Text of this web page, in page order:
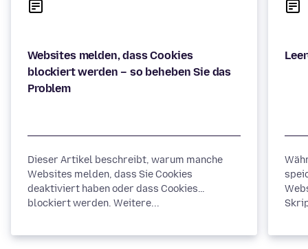
Websites melden, dass Cookies
blockiert werden – so beheben Sie das
Problem
Dieser Artikel beschreibt, warum manche
Websites melden, dass Sie Cookies
deaktiviert haben oder dass Cookies
blockiert werden. Weitere...